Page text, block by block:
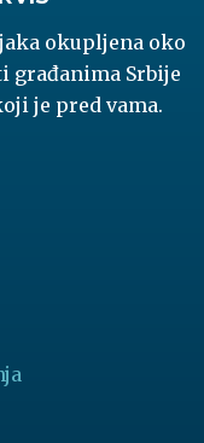
okupljena oko
građanima Srbije
je pred vama.